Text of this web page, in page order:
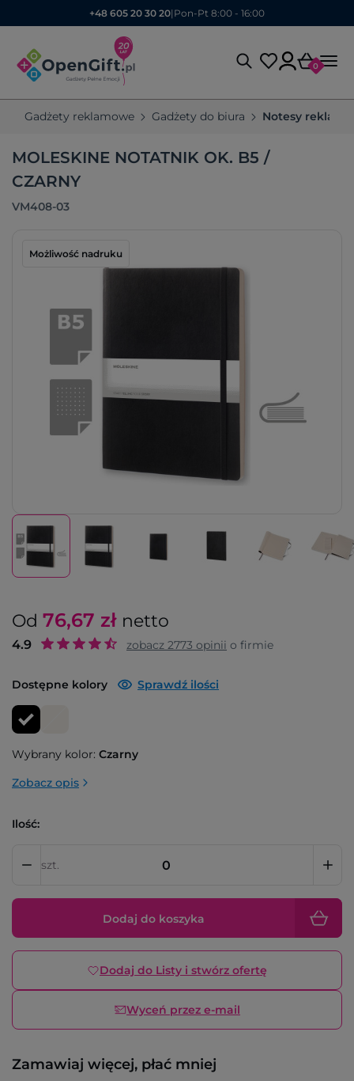
+48 605 20 30 20| Pon-Pt 8:00 - 16:00
0
Gadżety reklamowe Gadżety do biura Notesy
MOLESKINE NOTATNIK OK. B5 /
CZARNY
VM408-03
Możliwość nadruku
Od 76,67 zł netto
4.9 zobacz 2773 opinii o firmie
Dostępne kolory Sprawdź ilości
Wybrany kolor: Czarny
Zobacz opis
Ilość:
szt.
Dodaj do koszyka
Dodaj do Listy i stwórz ofertę
Wyceń przez e-mail
Zamawiaj więcej, płać mniej